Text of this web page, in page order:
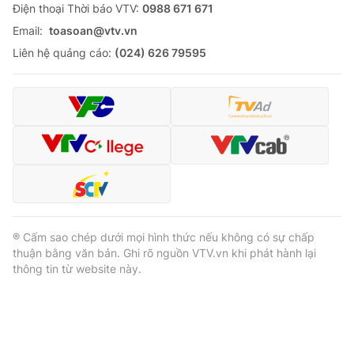
Ðiện thoại Thời báo VTV: 0988 671 671
Email: toasoan@vtv.vn
Liên hệ quảng cáo: (024) 626 79595
® Cấm sao chép dưới mọi hình thức nếu không có sự chấp
thuận bằng văn bản. Ghi rõ nguồn VTV.vn khi phát hành lại
thông tin từ website này.